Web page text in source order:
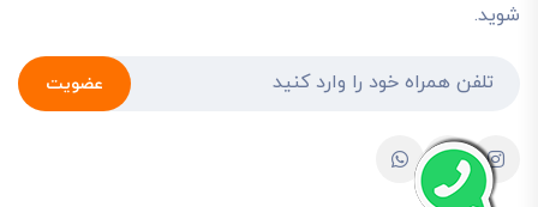
شوید.
عضویت